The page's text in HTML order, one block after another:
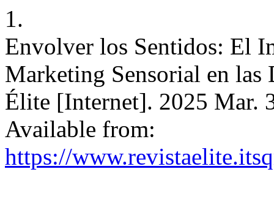
1.
Envolver los Sentidos: El
Marketing Sensorial en las
Élite [Internet]. 2025 Mar.
Available from:
https://